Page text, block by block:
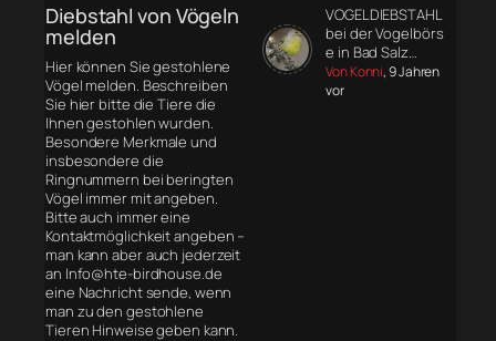
Diebstahl von Vögeln
melden
Hier können Sie gestohlene
Vögel melden. Beschreiben
Sie hier bitte die Tiere die
Ihnen gestohlen wurden.
Besondere Merkmale und
insbesondere die
Ringnummern bei beringten
Vögel immer mit angeben.
Bitte auch immer eine
Kontaktmöglichkeit angeben –
man kann aber auch jederzeit
an Info@hte-birdhouse.de
eine Nachricht sende, wenn
man zu den gestohlene
Tieren Hinweise geben kann.
VOGELDIEBSTAHL
bei der Vogelbörs
e in Bad Salz…
Von Konni, 9 Jahren
vor